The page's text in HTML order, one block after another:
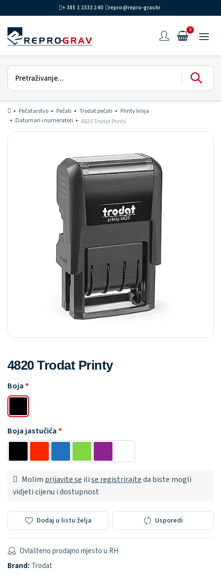
+ 385 1 2333 240 repro@repro-grav.hr
0
Pečatarstvo Pečati Trodat pečati
Printy linija
Datumari i numeratori
4820 Trodat Printy
4820 Trodat Printy
Boja
Boja jastučića
Molim prijavite se ilise registrirajteda biste mogli
vidjeti cijenu i dostupnost
Dodaj u listu želja Usporedi
Ovlašteno prodajno mjesto u RH
Brand: Trodat